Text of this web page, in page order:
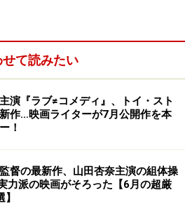
ド・ワン（サンタクロース）を
ドウェイン・ジョンソン、クリ
見せてくれます。めっちゃくち
クロース映画の中でもかなり変
楽しい！
リーズのジェイク・カスダン監
せて読みたい
演『ラブ≠コメディ』、トイ・スト
作…映画ライターが7月公開作を本
！
督の最新作、山田杏奈主演の組体操
力派の映画がそろった【6月の超厳